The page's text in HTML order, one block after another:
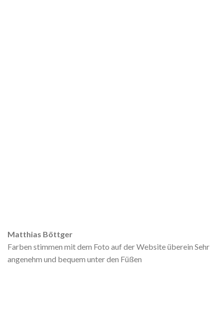
Matthias Böttger
Farben stimmen mit dem Foto auf der Website überein Sehr
angenehm und bequem unter den Füßen